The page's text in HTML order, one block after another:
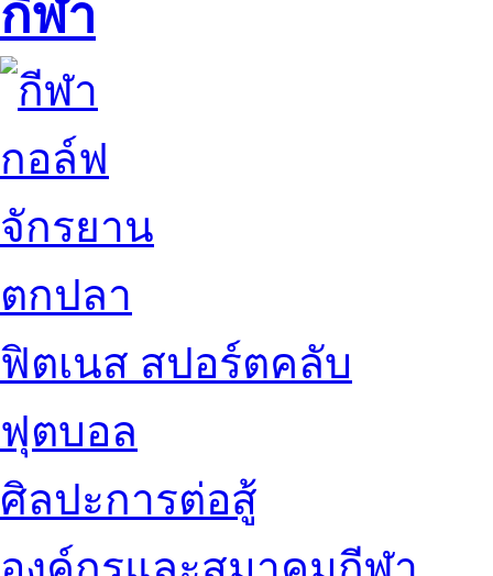
กีฬา
กอล์ฟ
จักรยาน
ตกปลา
ฟิตเนส สปอร์ตคลับ
ฟุตบอล
ศิลปะการต่อสู้